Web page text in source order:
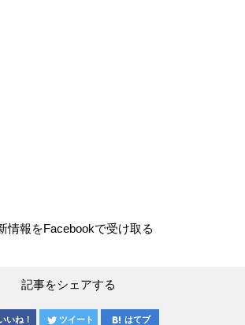
情報をFacebookで受け取る
記事をシェアする
いね！ ツイート はてブ